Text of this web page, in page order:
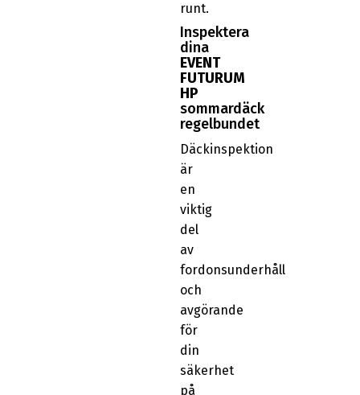
runt.
Inspektera
dina
EVENT
FUTURUM
HP
sommardäck
regelbundet
Däckinspektion
är
en
viktig
del
av
fordonsunderhåll
och
avgörande
för
din
säkerhet
på